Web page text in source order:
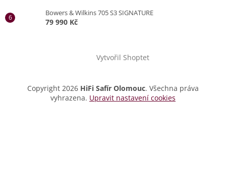
Bowers & Wilkins 705 S3 SIGNATURE
79 990 Kč
Vytvořil Shoptet
Copyright 2026 HiFi Safír Olomouc. Všechna práva
vyhrazena. Upravit nastavení cookies